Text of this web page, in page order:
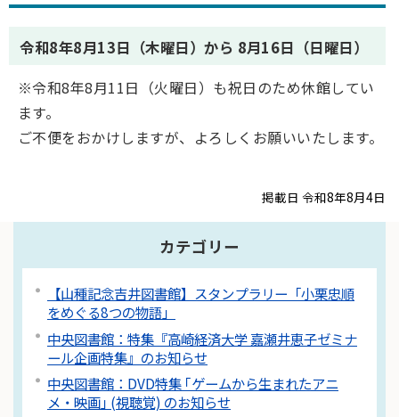
令和8年8月13日（木曜日）から 8月16日（日曜日）
※令和8年8月11日（火曜日）も祝日のため休館してい
ます。
ご不便をおかけしますが、よろしくお願いいたします。
掲載日 令和8年8月4日
カテゴリー
【山種記念吉井図書館】スタンプラリー「小栗忠順
をめぐる8つの物語」
中央図書館：特集『高崎経済大学 嘉瀬井恵子ゼミナ
ール企画特集』のお知らせ
中央図書館：DVD特集 ｢ゲームから生まれたアニ
メ・映画｣ (視聴覚) のお知らせ